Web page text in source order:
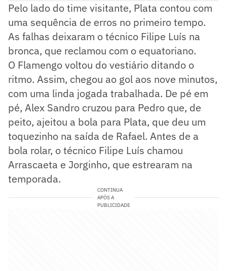
Pelo lado do time visitante, Plata contou com
uma sequência de erros no primeiro tempo.
As falhas deixaram o técnico Filipe Luís na
bronca, que reclamou com o equatoriano.
O Flamengo voltou do vestiário ditando o
ritmo. Assim, chegou ao gol aos nove minutos,
com uma linda jogada trabalhada. De pé em
pé, Alex Sandro cruzou para Pedro que, de
peito, ajeitou a bola para Plata, que deu um
toquezinho na saída de Rafael. Antes de a
bola rolar, o técnico Filipe Luís chamou
Arrascaeta e Jorginho, que estrearam na
temporada.
CONTINUA
APÓS A
PUBLICIDADE